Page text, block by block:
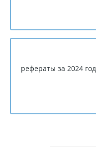
рефераты за 2024 год